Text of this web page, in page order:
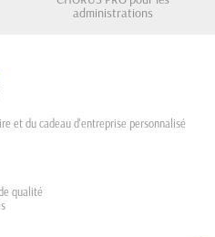
administrations
et du cadeau d'entreprise personnalisé
qualité